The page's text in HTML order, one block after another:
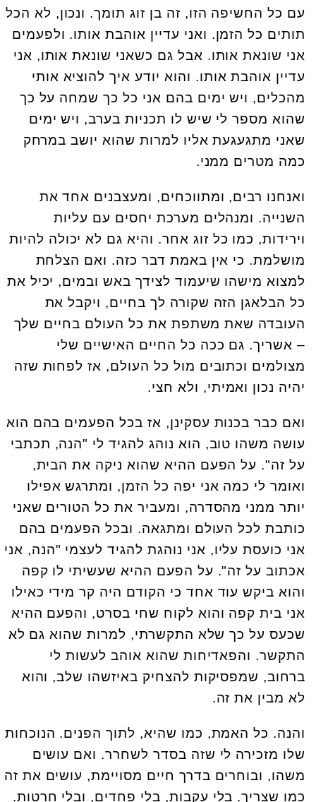
עם כל החשיפה הזו, זה בן זוג תומך. ונכון, לא הכל
תותים כל הזמן. ואני עדיין אוהבת אותו. ולפעמים
אני שונאת אותו. אבל גם כשאני שונאת אותו, אני
עדיין אוהבת אותו. והוא יודע איך להוציא אותי
מהכלים, ויש ימים בהם אני כל כך שמחה על כך
שהוא מספר לי שיש לו תכניות בערב, ויש ימים
שאני מתגעגעת אליו למרות שהוא יושב במרחק
כמה מטרים ממני.
ואנחנו רבים, ומתווכחים, ומעצבנים אחד את
השנייה. ומנהלים מערכת יחסים עם עליות
וירידות, כמו כל זוג אחר. והיא גם לא יכולה להיות
מושלמת. כי אין באמת דבר כזה. ואם הצלחת
למצוא מישהו שיעמוד לצידך באש ובמים, יכיל את
כל הבלאגן הזה שקורה לך בחיים, ויקבל את
העובדה שאת משתפת את כל העולם בחיים שלך
– אשריך. גם ככה כל החיים האישיים שלי
מצולמים וכתובים מול כל העולם, אז לפחות שזה
יהיה נכון ואמיתי, ולא חצי.
ואם כבר בכנות עסקינן, אז בכל הפעמים בהם הוא
עושה משהו טוב, הוא נוהג להגיד לי "הנה, תכתבי
על זה". על הפעם ההיא שהוא ניקה את הבית,
ואומר לי כמה אני יפה כל הזמן, ומתרגש אפילו
יותר ממני מהסדרה, ומעביר את כל הטורים שאני
כותבת לכל העולם ומתגאה. ובכל הפעמים בהם
אני כועסת עליו, אני נוהגת להגיד לעצמי "הנה, אני
אכתוב על זה". על הפעם ההיא שעשיתי לו קפה
והוא ביקש עוד אחד כי הקודם היה קר מידי כאילו
אני בית קפה והוא לקוח שחי בסרט, והפעם ההיא
שכעס על כך שלא התקשרתי, למרות שהוא גם לא
התקשר. והפאדיחות שהוא אוהב לעשות לי
ברחוב, שמפסיקות להצחיק באיזשהו שלב, והוא
לא מבין את זה.
והנה. כל האמת, כמו שהיא, לתוך הפנים. הנוכחות
שלו מזכירה לי שזה בסדר לשחרר. ואם עושים
משהו, ובוחרים בדרך חיים מסויימת, עושים את זה
כמו שצריך. בלי עקבות, בלי פחדים, ובלי חרטות.